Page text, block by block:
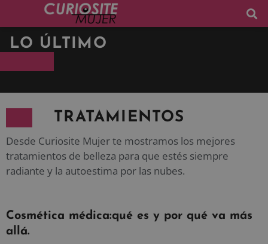
LO ÚLTIMO
TRATAMIENTOS
Desde Curiosite Mujer te mostramos los mejores
tratamientos de belleza para que estés siempre
radiante y la autoestima por las nubes.
Cosmética médica:qué es y por qué va más
allá.